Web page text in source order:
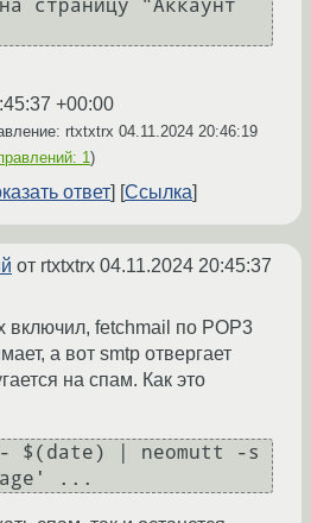
страницу "Аккаунт
+00:00
rtxtxtrx 04.11.2024 20:46:19
1)
ответ Ссылка
от rtxtxtrx 04.11.2024 20:45:37
включил, fetchmail по POP3
а вот smtp отвергает
на спам. Как это
- $(date) | neomutt -s